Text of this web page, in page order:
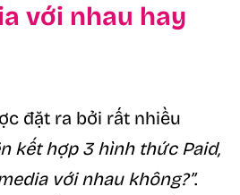
với nhau hay
đặt ra bởi rất nhiều
kết hợp 3 hình thức Paid,
với nhau không?”.